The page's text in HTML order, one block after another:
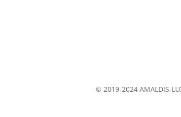
© 2019-2024 AMALDIS-